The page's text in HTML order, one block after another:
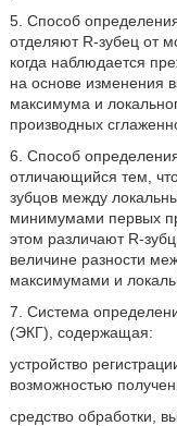
5. Способ
отделяют R-зубец от
когда наблюдается
на основе изменения
максимума и
производных
6. Способ
отличающийся тем,
зубцов между
минимумами первых
этом различают R-
величине разности
максимумами и
7. Система
(ЭКГ), содержащая:
устройство
возможностью
средство обработки,